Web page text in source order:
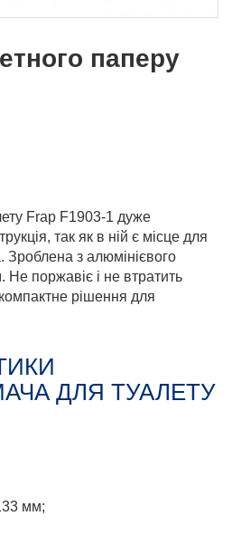
паперу
Frap F1903-1 дуже
так як в ній є місце для
Зроблена з алюмінієвого
поржавіє і не втратить
рішення для
ДЛЯ ТУАЛЕТУ
мм;